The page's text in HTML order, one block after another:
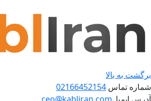
برگشت به بالا
شماره تماس 02166452154